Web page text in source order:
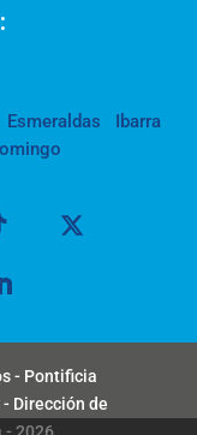
Esmeraldas
Ibarra
- Pontificia
Dirección de